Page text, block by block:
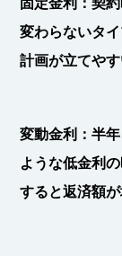
固定金利 ：契
変わらないタ
計画が立てやす
変動金利 ：半
ような低金利
すると返済額